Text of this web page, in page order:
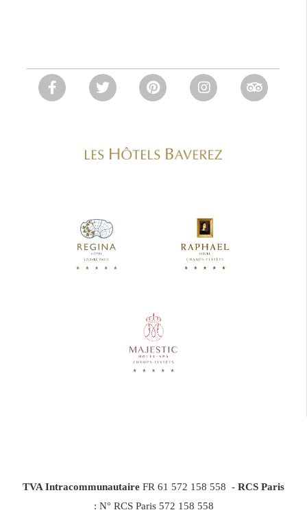
TVA Intracommunautaire FR 61 572 158 558 - RCS Paris
: N° RCS Paris 572 158 558